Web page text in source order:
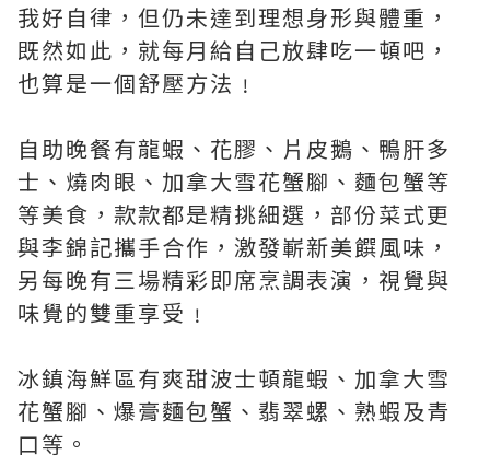
我好自律，但仍未達到理想身形與體重，
既然如此，就每月給自己放肆吃一頓吧，
也算是一個舒壓方法﹗
自助晚餐有龍蝦、花膠、片皮鵝、鴨肝多
士、燒肉眼、加拿大雪花蟹腳、麵包蟹等
等美食，款款都是精挑細選，部份菜式更
與李錦記攜手合作，激發嶄新美饌風味，
另每晚有三場精彩即席烹調表演，視覺與
味覺的雙重享受﹗
冰鎮海鮮區有爽甜波士頓龍蝦、加拿大雪
花蟹腳、爆膏麵包蟹、翡翠螺、熟蝦及青
口等。